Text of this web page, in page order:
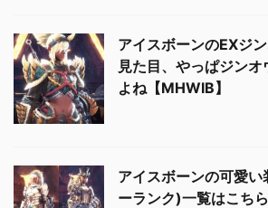
アイスボーンのEXジ
見た目、やっぱジン
よね【MHWIB】
アイスボーンの可愛
ーランク)一覧はこち